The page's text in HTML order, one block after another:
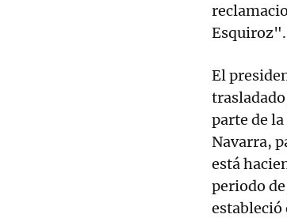
Esquiroz".
El
parte de
Navarra,
está
periodo
estableció